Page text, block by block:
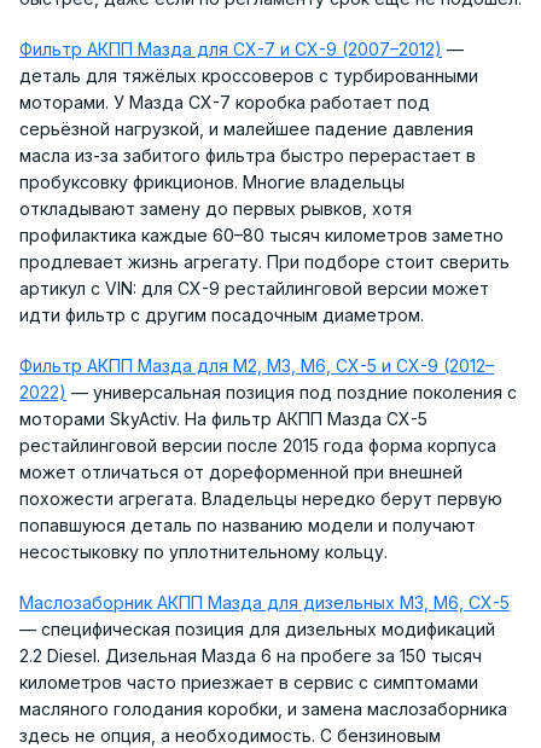
Фильтр АКПП Мазда для CX-7 и CX-9 (2007–2012) —
деталь для тяжёлых кроссоверов с турбированными
моторами. У Мазда CX-7 коробка работает под
серьёзной нагрузкой, и малейшее падение давления
масла из-за забитого фильтра быстро перерастает в
пробуксовку фрикционов. Многие владельцы
откладывают замену до первых рывков, хотя
профилактика каждые 60–80 тысяч километров заметно
продлевает жизнь агрегату. При подборе стоит сверить
артикул с VIN: для CX-9 рестайлинговой версии может
идти фильтр с другим посадочным диаметром.
Фильтр АКПП Мазда для M2, M3, M6, CX-5 и CX-9 (2012–
2022) — универсальная позиция под поздние поколения с
моторами SkyActiv. На фильтр АКПП Мазда CX-5
рестайлинговой версии после 2015 года форма корпуса
может отличаться от дореформенной при внешней
похожести агрегата. Владельцы нередко берут первую
попавшуюся деталь по названию модели и получают
несостыковку по уплотнительному кольцу.
Маслозаборник АКПП Мазда для дизельных M3, M6, CX-5
— специфическая позиция для дизельных модификаций
2.2 Diesel. Дизельная Мазда 6 на пробеге за 150 тысяч
километров часто приезжает в сервис с симптомами
масляного голодания коробки, и замена маслозаборника
здесь не опция, а необходимость. С бензиновым